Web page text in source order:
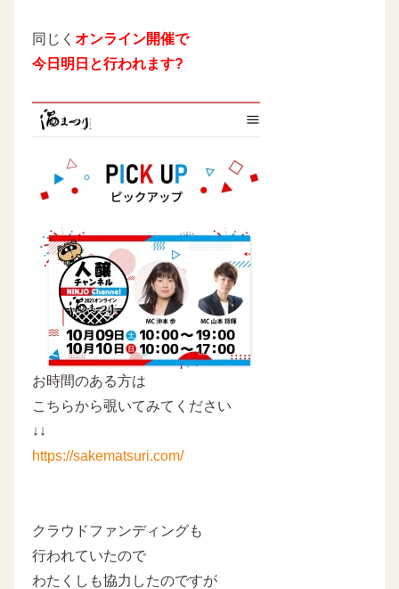
同じく オンライン開催で
今日明日と行われます?
お時間のある方は
こちらから覗いてみてください
↓↓
https://sakematsuri.com/
クラウドファンディングも
行われていたので
わたくしも協力したのですが